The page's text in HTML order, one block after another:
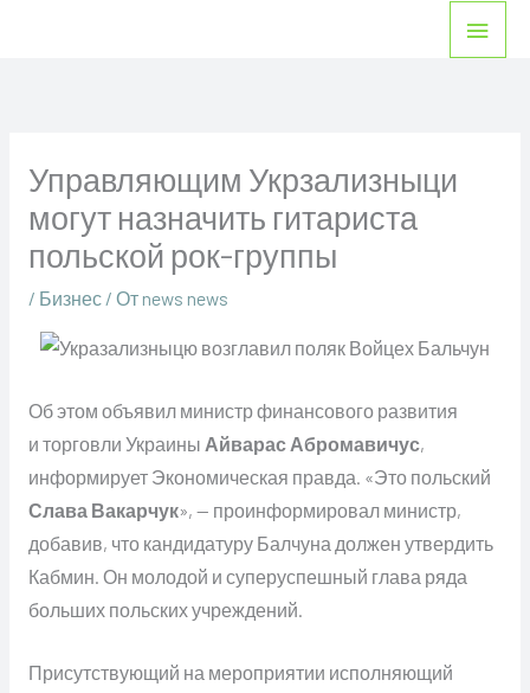
Управляющим Укрзализныци
могут назначить гитариста
польской рок-группы
/ Бизнес/ От news news
Об этом объявил министр финансового развития
и торговли Украины Айварас Абромавичус,
информирует Экономическая правда. «Это польский
Слава Вакарчук», — проинформировал министр,
добавив, что кандидатуру Балчуна должен утвердить
Кабмин. Он молодой и суперуспешный глава ряда
больших польских учреждений.
Присутствующий на мероприятии исполняющий